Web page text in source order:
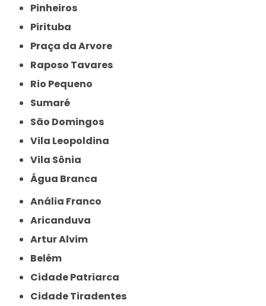
Pinheiros
Pirituba
Praça da Arvore
Raposo Tavares
Rio Pequeno
Sumaré
São Domingos
Vila Leopoldina
Vila Sônia
Água Branca
Anália Franco
Aricanduva
Artur Alvim
Belém
Cidade Patriarca
Cidade Tiradentes